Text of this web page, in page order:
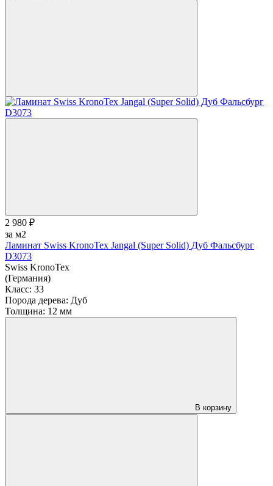
2 980 ₽
за м2
Ламинат Swiss KronoTex Jangal (Super Solid) Дуб Фальсбург
D3073
Swiss KronoTex
(Германия)
Класс: 33
Порода дерева: Дуб
Толщина: 12 мм
В корзину